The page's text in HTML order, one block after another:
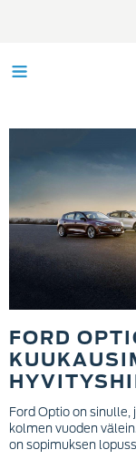
OTA
FORD
HUOLTO
TARJOUKSET
FORD
Ford Optio on
kolmen vuoden
on sopimuksen